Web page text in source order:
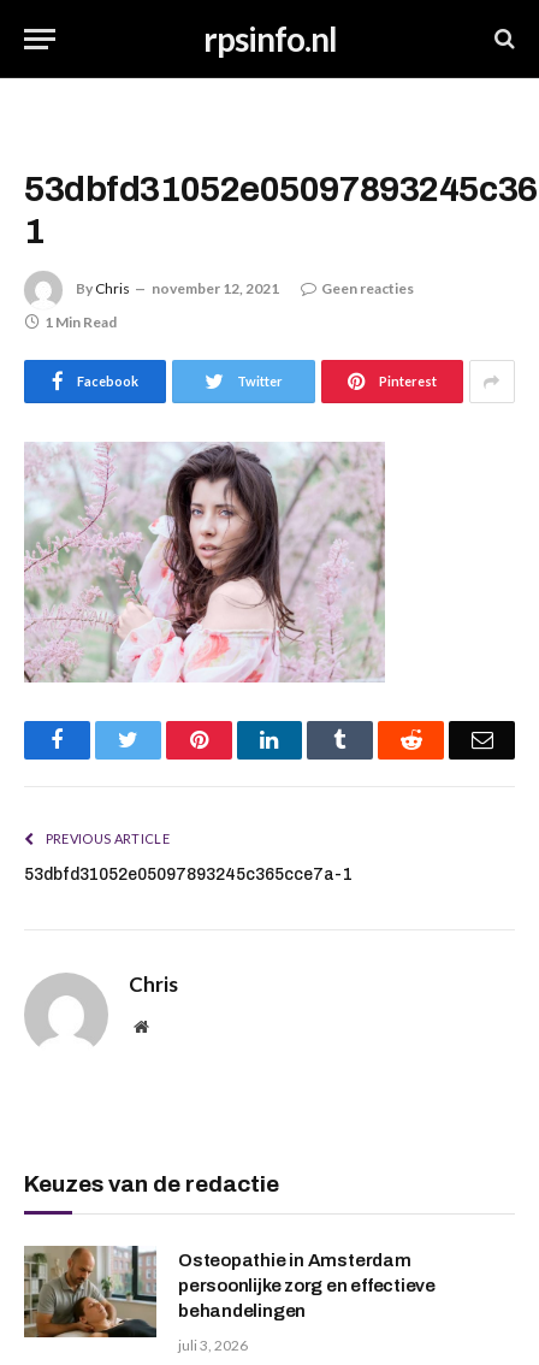
rpsinfo.nl
1
By Chris november 12, 2021
Geen reacties
1 Min Read
Facebook Twitter Pinterest
FacebookTwitter PinterestLinkedIn Tumblr Reddit
PREVIOUS ARTICLE
53dbfd31052e05097893245c365cce7a-1
Chris
Website
Keuzes van de redactie
Osteopathie in Amsterdam
persoonlijke zorg en effectieve
behandelingen
juli 3, 2026